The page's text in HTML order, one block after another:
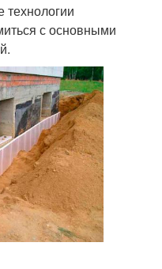
технологии
с основными